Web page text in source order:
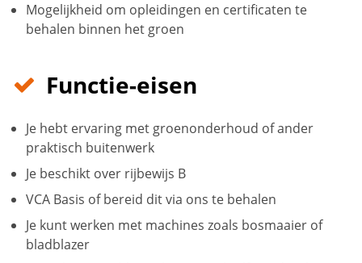
Mogelijkheid om opleidingen en certificaten te
behalen binnen het groen
Functie-eisen
Je hebt ervaring met groenonderhoud of ander
praktisch buitenwerk
Je beschikt over rijbewijs B
VCA Basis of bereid dit via ons te behalen
Je kunt werken met machines zoals bosmaaier of
bladblazer